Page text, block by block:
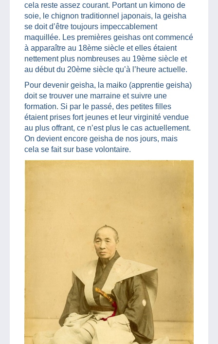
cela reste assez courant. Portant un kimono de
soie, le chignon traditionnel japonais, la geisha
se doit d’être toujours impeccablement
maquillée. Les premières geishas ont commencé
à apparaître au 18ème siècle et elles étaient
nettement plus nombreuses au 19ème siècle et
au début du 20ème siècle qu’à l’heure actuelle.
Pour devenir geisha, la maiko (apprentie geisha)
doit se trouver une marraine et suivre une
formation. Si par le passé, des petites filles
étaient prises fort jeunes et leur virginité vendue
au plus offrant, ce n’est plus le cas actuellement.
On devient encore geisha de nos jours, mais
cela se fait sur base volontaire.